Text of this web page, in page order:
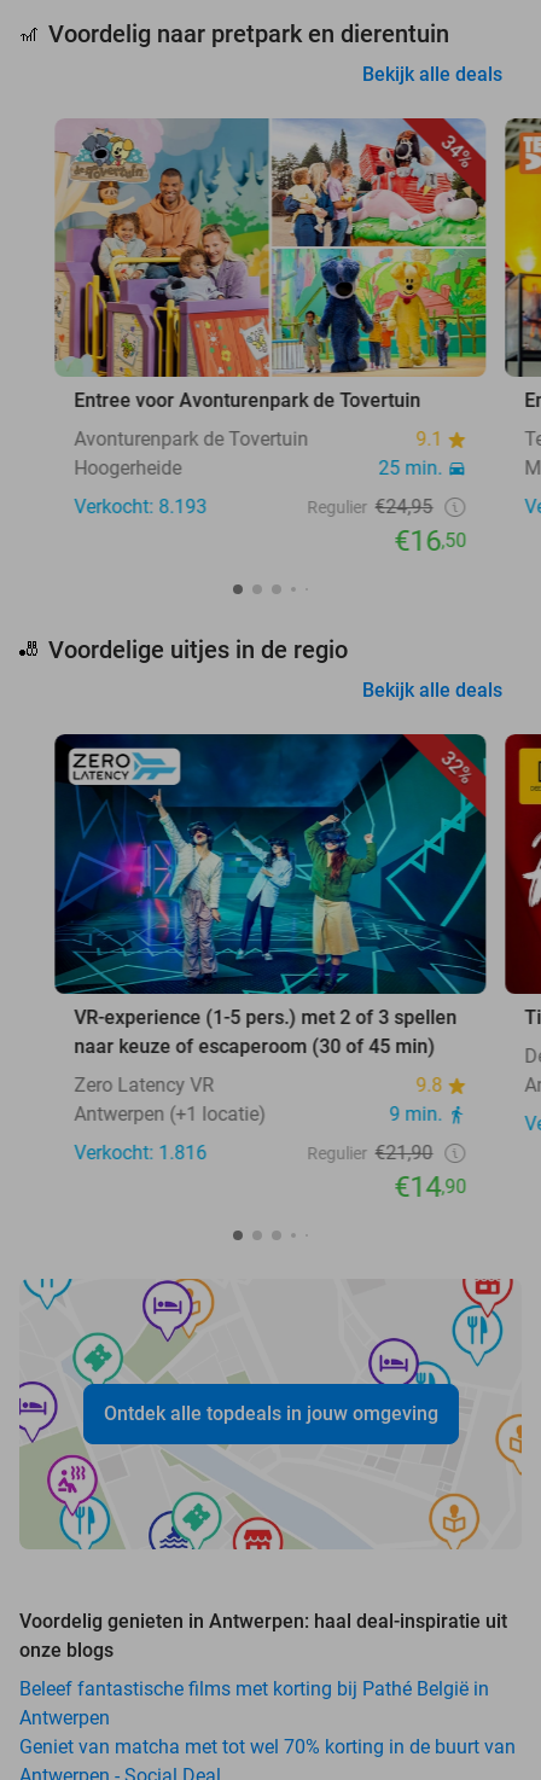
🎢 Voordelig naar pretpark en dierentuin
Bekijk alle deals
34%
Entree voor Avonturenpark de Tovertuin
Avonturenpark de Tovertuin
9.1
Hoogerheide
25 min.
Verkocht: 8.193
Regulier €24,95
€16,50
🎳 Voordelige uitjes in de regio
Bekijk alle deals
32%
VR-experience (1-5 pers.) met 2 of 3 spellen
naar keuze of escaperoom (30 of 45 min)
Zero Latency VR
9.8
Antwerpen (+1 locatie)
9 min.
Verkocht: 1.816
Regulier €21,90
€14,90
Ontdek alle topdeals in jouw omgeving
Voordelig genieten in Antwerpen: haal deal-inspiratie uit
onze blogs
Beleef fantastische films met korting bij Pathé België in
Antwerpen
Geniet van matcha met tot wel 70% korting in de buurt van
Antwerpen - Social Deal